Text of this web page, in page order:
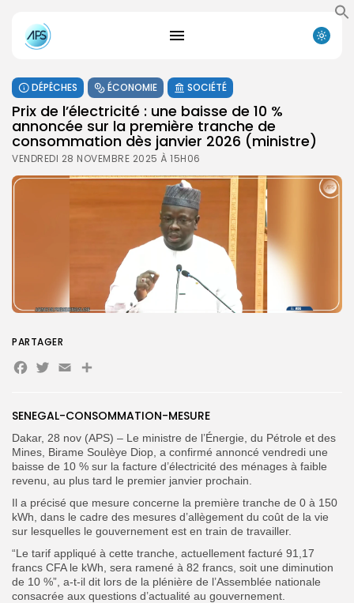
FR
DÉPÊCHES ÉCONOMIE SOCIÉTÉ
Prix de l’électricité : une baisse de 10 %
annoncée sur la première tranche de
consommation dès janvier 2026 (ministre)
VENDREDI 28 NOVEMBRE 2025 À 15H06
SENEGAL-CONSOMMATION-MESURE
Dakar, 28 nov (APS) – Le ministre de l’Énergie, du Pétrole et des
Mines, Birame Soulèye Diop, a confirmé annoncé vendredi une
baisse de 10 % sur la facture d’électricité des ménages à faible
revenu, au plus tard le premier janvier prochain.
Il a précisé que mesure concerne la première tranche de 0 à 150
kWh, dans le cadre des mesures d’allègement du coût de la vie
sur lesquelles le gouvernement est en train de travailler.
“Le tarif appliqué à cette tranche, actuellement facturé 91,17
francs CFA le kWh, sera ramené à 82 francs, soit une diminution
de 10 %”, a-t-il dit lors de la plénière de l’Assemblée nationale
consacrée aux questions d’actualité au gouvernement.
PARTAGER
Facebook
Twitter
EmailPartager